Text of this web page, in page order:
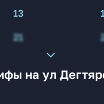
13
21
на ул